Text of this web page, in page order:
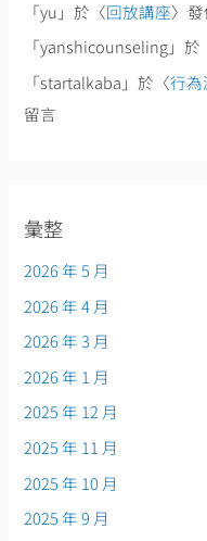
「yu 」於〈回放講座〉
「yanshicounseling」於
「startalkaba 」於〈行
留言
彙整
2026 年 5 月
2026 年 4 月
2026 年 3 月
2026 年 1 月
2025 年 12 月
2025 年 11 月
2025 年 10 月
2025 年 9 月